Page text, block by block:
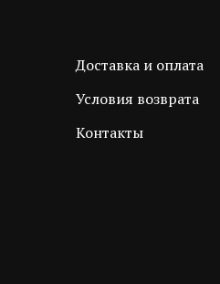
Доставка и оплата
Условия возврата
Контакты